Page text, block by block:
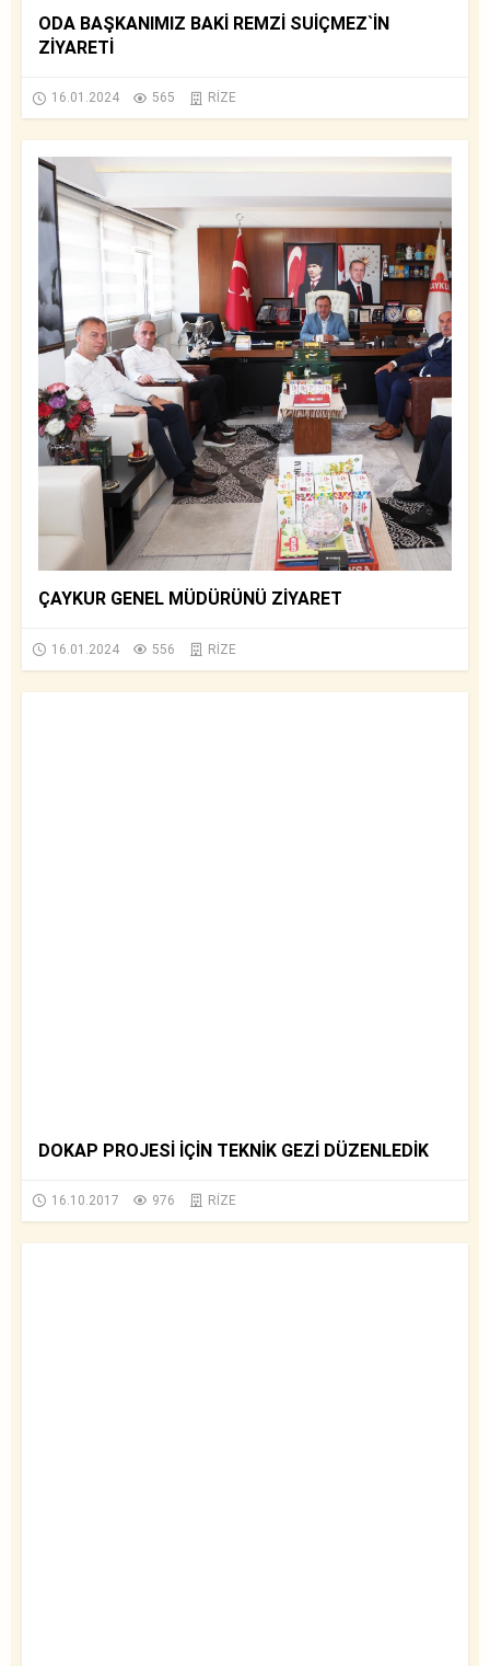
ODA BAŞKANIMIZ BAKİ REMZİ SUİÇMEZ`İN
ZİYARETİ
16.01.2024 565 RİZE
ÇAYKUR GENEL MÜDÜRÜNÜ ZİYARET
16.01.2024 556 RİZE
DOKAP PROJESİ İÇİN TEKNİK GEZİ DÜZENLEDİK
16.10.2017 976 RİZE